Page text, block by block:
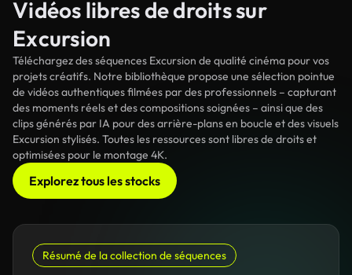
Vidéos libres de droits sur
Excursion
Téléchargez des séquences Excursion de qualité cinéma pour vos
projets créatifs. Notre bibliothèque propose une sélection pointue
de vidéos authentiques filmées par des professionnels – capturant
des moments réels et des compositions soignées – ainsi que des
clips générés par IA pour des arrière-plans en boucle et des visuels
Excursion stylisés. Toutes les ressources sont libres de droits et
optimisées pour le montage 4K.
Explorez tous les stocks
Résumé de la collection de séquences